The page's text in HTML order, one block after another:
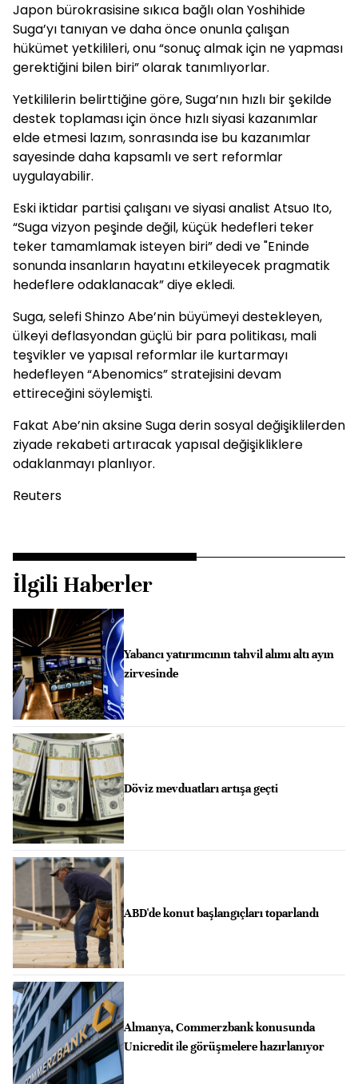
Japon bürokrasisine sıkıca bağlı olan Yoshihide
Suga’yı tanıyan ve daha önce onunla çalışan
hükümet yetkilileri, onu “sonuç almak için ne yapması
gerektiğini bilen biri” olarak tanımlıyorlar.
Yetkililerin belirttiğine göre, Suga’nın hızlı bir şekilde
destek toplaması için önce hızlı siyasi kazanımlar
elde etmesi lazım, sonrasında ise bu kazanımlar
sayesinde daha kapsamlı ve sert reformlar
uygulayabilir.
Eski iktidar partisi çalışanı ve siyasi analist Atsuo Ito,
“Suga vizyon peşinde değil, küçük hedefleri teker
teker tamamlamak isteyen biri” dedi ve "Eninde
sonunda insanların hayatını etkileyecek pragmatik
hedeflere odaklanacak” diye ekledi.
Suga, selefi Shinzo Abe’nin büyümeyi destekleyen,
ülkeyi deflasyondan güçlü bir para politikası, mali
teşvikler ve yapısal reformlar ile kurtarmayı
hedefleyen “Abenomics” stratejisini devam
ettireceğini söylemişti.
Fakat Abe’nin aksine Suga derin sosyal değişiklilerden
ziyade rekabeti artıracak yapısal değişikliklere
odaklanmayı planlıyor.
Reuters
İlgili Haberler
Yabancı yatırımcının tahvil alımı altı ayın
zirvesinde
Döviz mevduatları artışa geçti
ABD'de konut başlangıçları toparlandı
Almanya, Commerzbank konusunda
Unicredit ile görüşmelere hazırlanıyor